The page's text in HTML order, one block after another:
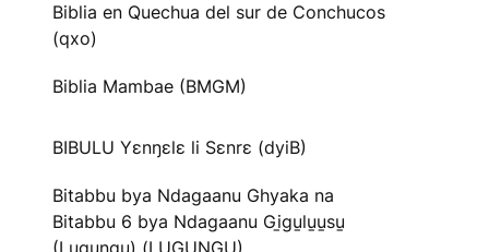
Biblia en Quechua del sur de Conchucos
(qxo)
Biblia Mambae (BMGM)
BIBULU Yɛnŋɛlɛ li Sɛnrɛ (dyiB)
Bitabbu bya Ndagaanu Ghyaka na
Bitabbu 6 bya Ndagaanu Gi̱gu̱lu̱u̱su̱
(Lugungu) (LUGUNGU)